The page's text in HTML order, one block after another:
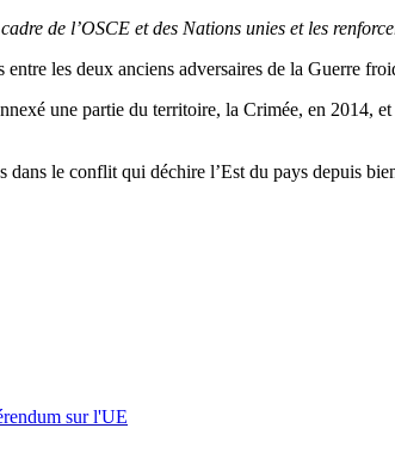
de l’OSCE et des Nations unies et les
les deux anciens adversaires de la Guerre
une partie du territoire, la Crimée, en 2014,
dans le conflit qui déchire l’Est du pays depuis
sur l'UE